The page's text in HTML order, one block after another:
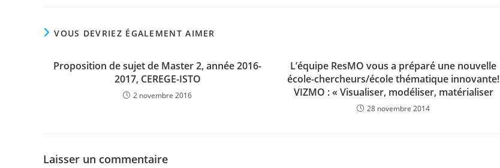
VOUS DEVRIEZ ÉGALEMENT AIMER
Proposition de sujet de Master 2, année 2016-
2017, CEREGE-ISTO
2 novembre 2016
L’équipe ResMO vous a préparé une nouvelle
école-chercheurs/école thématique innovante!
VIZMO : « Visualiser, modéliser, matérialiser
28 novembre 2014
Laisser un commentaire